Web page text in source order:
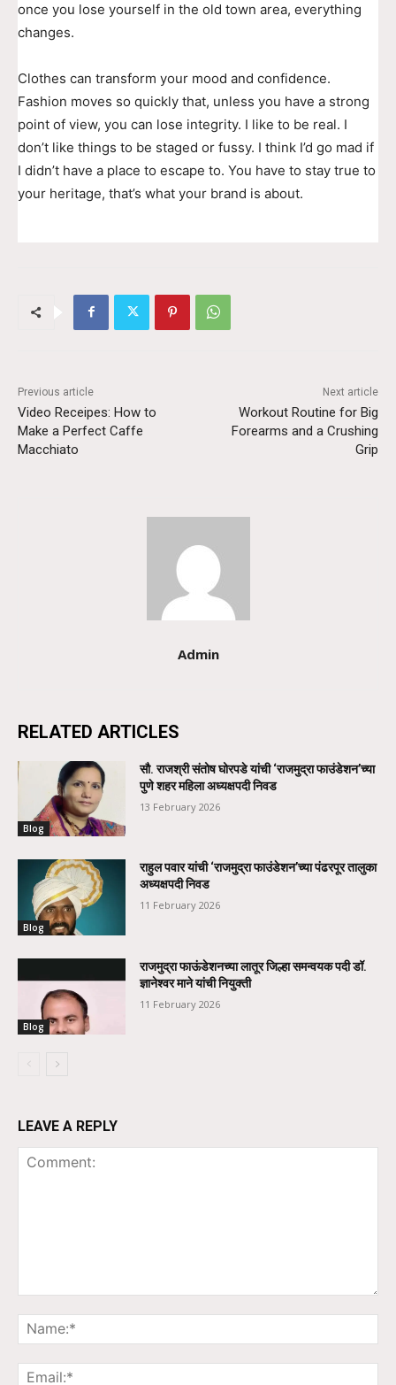
once you lose yourself in the old town area, everything
changes.
Clothes can transform your mood and confidence.
Fashion moves so quickly that, unless you have a strong
point of view, you can lose integrity. I like to be real. I
don’t like things to be staged or fussy. I think I’d go mad if
I didn’t have a place to escape to. You have to stay true to
your heritage, that’s what your brand is about.
Previous article
Video Receipes: How to
Make a Perfect Caffe
Macchiato
Next article
Workout Routine for Big
Forearms and a Crushing
Grip
Admin
RELATED ARTICLES
Blog
सौ. राजश्री संतोष घोरपडे यांची ‘राजमुद्रा फाउंडेशन’च्या
पुणे शहर महिला अध्यक्षपदी निवड
13 February 2026
Blog
राहुल पवार यांची ‘राजमुद्रा फाउंडेशन’च्या पंढरपूर तालुका
अध्यक्षपदी निवड
11 February 2026
Blog
राजमुद्रा फाऊंडेशनच्या लातूर जिल्हा समन्वयक पदी डॉ.
ज्ञानेश्वर माने यांची नियुक्ती
11 February 2026
LEAVE A REPLY